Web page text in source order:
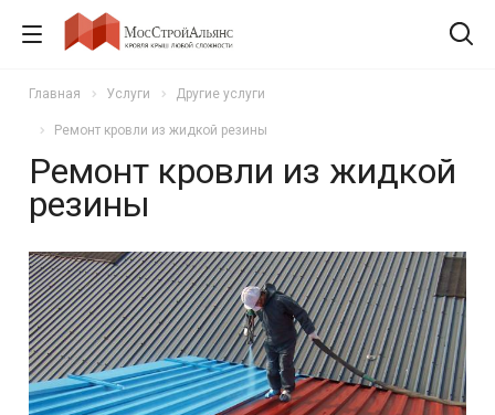
Главная Услуги Другие услуги
Ремонт кровли из жидкой резины
Ремонт кровли из жидкой
резины